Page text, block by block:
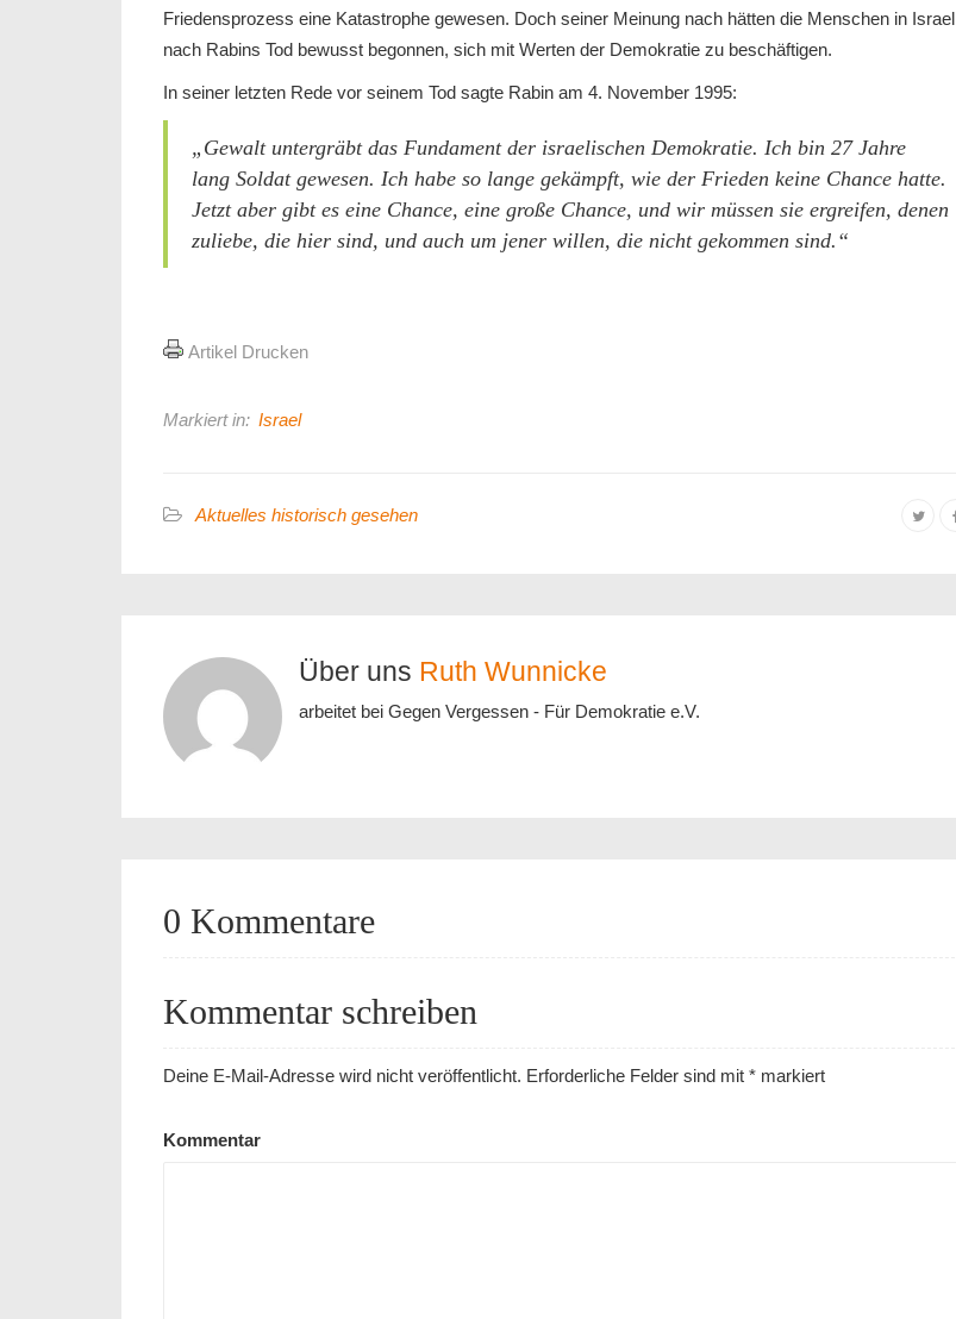
Friedensprozess eine Katastrophe gewesen. Doch seiner Meinung nach hätten die Menschen in Israel
nach Rabins Tod bewusst begonnen, sich mit Werten der Demokratie zu beschäftigen.
In seiner letzten Rede vor seinem Tod sagte Rabin am 4. November 1995:
„Gewalt untergräbt das Fundament der israelischen Demokratie. Ich bin 27 Jahre
lang Soldat gewesen. Ich habe so lange gekämpft, wie der Frieden keine Chance hatte.
Jetzt aber gibt es eine Chance, eine große Chance, und wir müssen sie ergreifen, denen
zuliebe, die hier sind, und auch um jener willen, die nicht gekommen sind.“
Artikel Drucken
Markiert in: Israel
Aktuelles historisch gesehen
Über uns Ruth Wunnicke
arbeitet bei Gegen Vergessen - Für Demokratie e.V.
0 Kommentare
Kommentar schreiben
Deine E-Mail-Adresse wird nicht veröffentlicht. Erforderliche Felder sind mit * markiert
Kommentar